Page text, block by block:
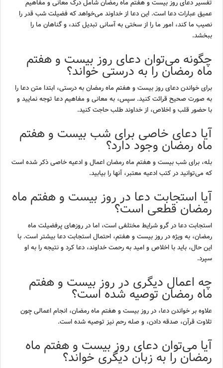
تفسیر دعای روز بیست و هفتم ماه رمضان شامل درک معانی و مفاهیم
عمیق عبارات دعا است. این دعا از خداوند می‌خواهد که فضیلت شب قدر را
نصیب ما کند، امور ما را از سختی به آسانی تبدیل کند، و گناهان ما را
ببخشد.
چگونه می‌توان دعای روز بیست و هفتم
ماه رمضان را به درستی خواند؟
برای خواندن دعای روز بیست و هفتم ماه رمضان به درستی، ابتدا متن دعا را
به صورت صحیح قرائت کنید. سپس، به معانی و مفاهیم دعا توجه نمایید و
با حضور قلب و اخلاص، از خداوند طلب حاجت کنید.
آیا دعای خاصی برای شب بیست و هفتم
ماه رمضان وجود دارد؟
بله، برای شب بیست و هفتم ماه رمضان اعمال و ادعیه خاصی ذکر شده است
که می‌توانید در کتب ادعیه معتبر، آنها را بیابید.
آیا استجابت دعا در روز بیست و هفتم ماه
رمضان قطعی است؟
استجابت دعا در گرو شرایط مختلفی است، اما در روزهای پرفضیلت ماه
رمضان، به ویژه در روز بیست و هفتم، احتمال استجابت دعا بیشتر است. با
این حال، باید با اخلاص و امید به رحمت خداوند، دعا کرد و نتیجه را به او
سپرد.
چه اعمال دیگری در روز بیست و هفتم
ماه رمضان توصیه شده است؟
علاوه بر خواندن دعا، در روز بیست و هفتم ماه رمضان، انجام اعمالی چون
تلاوت قرآن، صدقه دادن، و صله رحم نیز توصیه شده است.
آیا می‌توان دعای روز بیست و هفتم ماه
رمضان را به زبان دیگری خواند؟